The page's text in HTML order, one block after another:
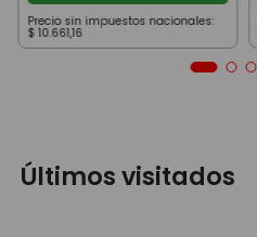
Precio sin impuestos nacionales:
$ 10.661,16
Últimos visitados